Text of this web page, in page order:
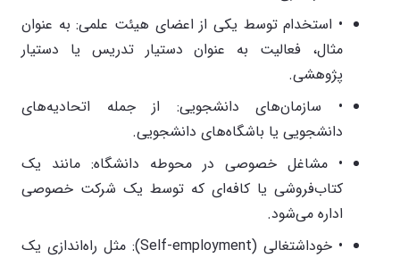
• استخدام توسط یکی از اعضای هیئت علمی: به عنوان
مثال، فعالیت به عنوان دستیار تدریس یا دستیار
پژوهشی.
• سازمان‌های دانشجویی: از جمله اتحادیه‌های
دانشجویی یا باشگاه‌های دانشجویی.
• مشاغل خصوصی در محوطه دانشگاه: مانند یک
کتاب‌فروشی یا کافه‌ای که توسط یک شرکت خصوصی
اداره می‌شود.
• خوداشتغالی (Self-employment): مثل راه‌اندازی یک